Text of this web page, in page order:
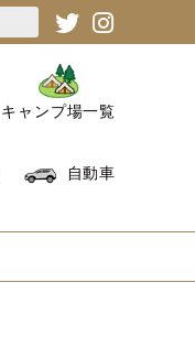
キャンプ場一覧
自動車